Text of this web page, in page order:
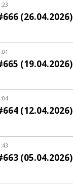
(26.04.2026)
(19.04.2026)
(12.04.2026)
(05.04.2026)